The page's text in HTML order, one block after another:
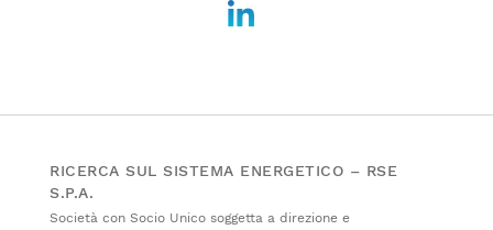
RICERCA SUL SISTEMA ENERGETICO – RSE
S.P.A.
Società con Socio Unico soggetta a direzione e